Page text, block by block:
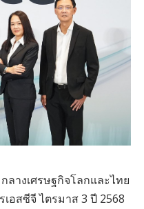
ลางเศรษฐกิจโลกและไทย
อสซีจี ไตรมาส 3 ปี 2568